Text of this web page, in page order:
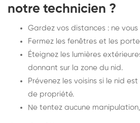
notre technicien ?
Gardez vos distances : ne
Fermez les fenêtres et les
Éteignez les lumières
donnant sur la zone du nid.
Prévenez les voisins si le nid
de propriété.
Ne tentez aucune